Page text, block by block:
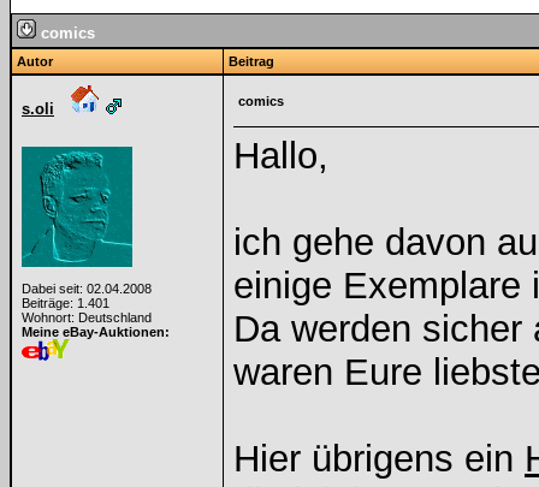
comics
Autor Beitrag
s.oli
Dabei seit: 02.04.2008
Beiträge: 1.401
Wohnort: Deutschland
Meine eBay-Auktionen:
comics
Hallo,
ich gehe davon
einige Exemplare
Da werden
waren Eure
Hier übrigens ein